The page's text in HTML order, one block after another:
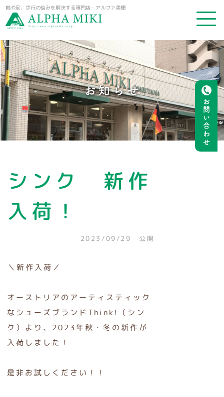
靴や足、歩行の悩みを解決する専門店・アルファ美輝
お問い合わせ
お知らせ
シンク 新作
入荷！
2023/09/29 公開
＼新作入荷／
オーストリアのアーティスティック
なシューズブランドThink!（シン
ク）より、2023年秋・冬の新作が
入荷しました！
是非お試しください！！